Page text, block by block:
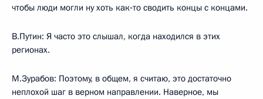
чтобы люди могли ну хоть как‑то сводить концы с концами.
В.Путин: Я часто это слышал, когда находился в этих
регионах.
М.Зурабов: Поэтому, в общем, я считаю, это достаточно
неплохой шаг в верном направлении. Наверное, мы